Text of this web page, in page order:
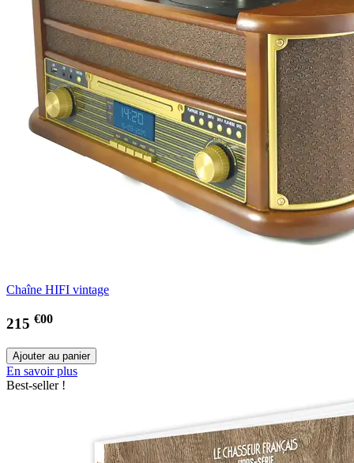
Chaîne HIFI vintage
215 €00
En savoir plus
Best-seller !